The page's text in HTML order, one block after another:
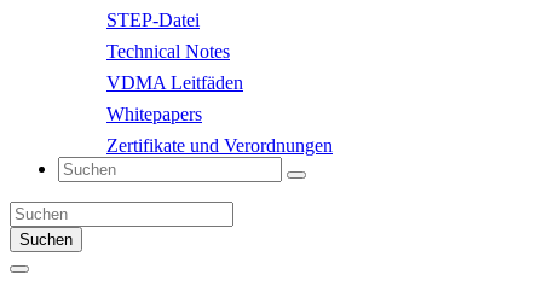
STEP-Datei
Technical Notes
VDMA Leitfäden
Whitepapers
Zertifikate und Verordnungen
Suchen